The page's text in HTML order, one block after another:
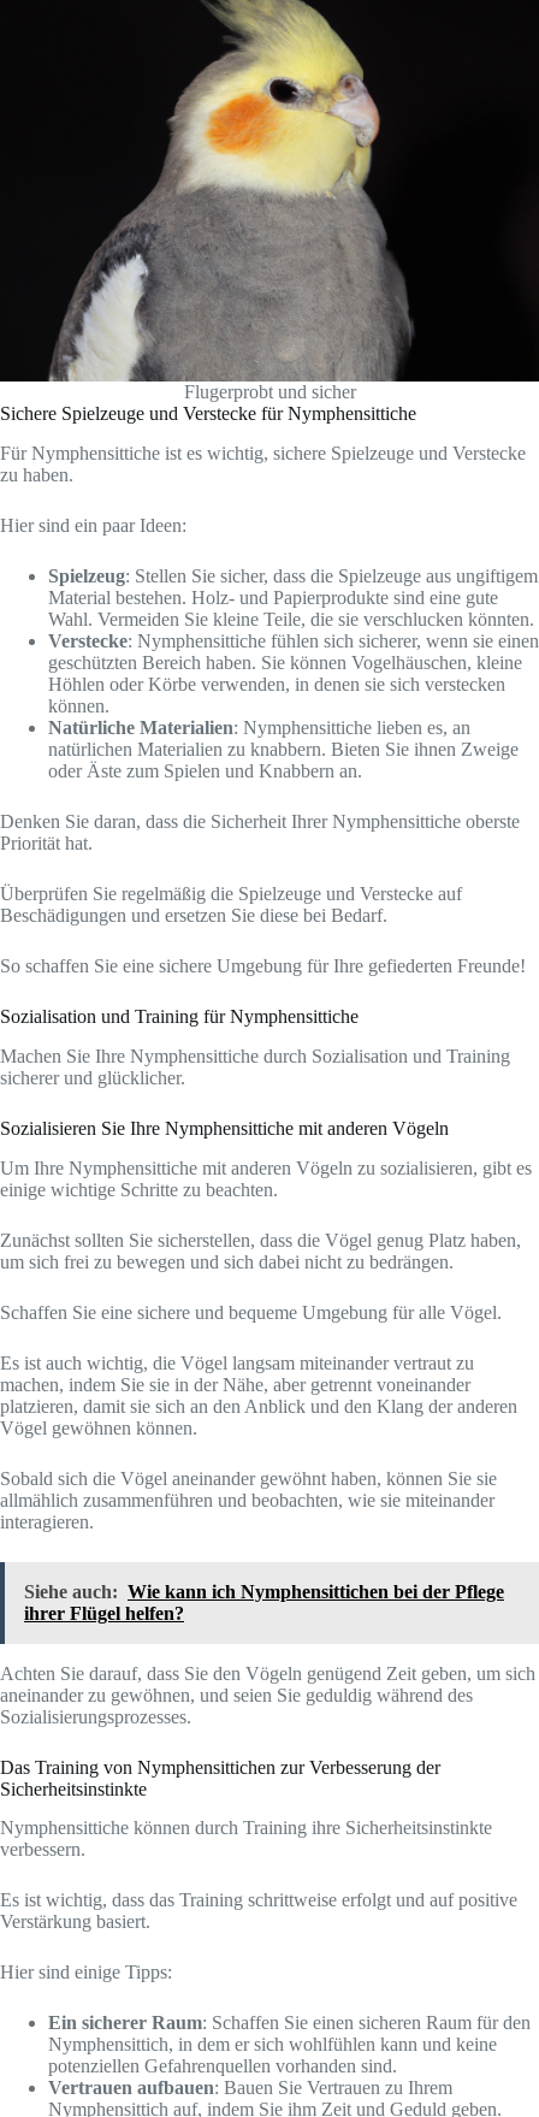
Flugerprobt und sicher
Sichere Spielzeuge und Verstecke für Nymphensittiche
Für Nymphensittiche ist es wichtig, sichere Spielzeuge und Verstecke
zu haben.
Hier sind ein paar Ideen:
Spielzeug: Stellen Sie sicher, dass die Spielzeuge aus ungiftigem
Material bestehen. Holz- und Papierprodukte sind eine gute
Wahl. Vermeiden Sie kleine Teile, die sie verschlucken könnten.
Verstecke: Nymphensittiche fühlen sich sicherer, wenn sie einen
geschützten Bereich haben. Sie können Vogelhäuschen, kleine
Höhlen oder Körbe verwenden, in denen sie sich verstecken
können.
Natürliche Materialien: Nymphensittiche lieben es, an
natürlichen Materialien zu knabbern. Bieten Sie ihnen Zweige
oder Äste zum Spielen und Knabbern an.
Denken Sie daran, dass die Sicherheit Ihrer Nymphensittiche oberste
Priorität hat.
Überprüfen Sie regelmäßig die Spielzeuge und Verstecke auf
Beschädigungen und ersetzen Sie diese bei Bedarf.
So schaffen Sie eine sichere Umgebung für Ihre gefiederten Freunde!
Sozialisation und Training für Nymphensittiche
Machen Sie Ihre Nymphensittiche durch Sozialisation und Training
sicherer und glücklicher.
Sozialisieren Sie Ihre Nymphensittiche mit anderen Vögeln
Um Ihre Nymphensittiche mit anderen Vögeln zu sozialisieren, gibt es
einige wichtige Schritte zu beachten.
Zunächst sollten Sie sicherstellen, dass die Vögel genug Platz haben,
um sich frei zu bewegen und sich dabei nicht zu bedrängen.
Schaffen Sie eine sichere und bequeme Umgebung für alle Vögel.
Es ist auch wichtig, die Vögel langsam miteinander vertraut zu
machen, indem Sie sie in der Nähe, aber getrennt voneinander
platzieren, damit sie sich an den Anblick und den Klang der anderen
Vögel gewöhnen können.
Sobald sich die Vögel aneinander gewöhnt haben, können Sie sie
allmählich zusammenführen und beobachten, wie sie miteinander
interagieren.
Siehe auch: Wie kann ich Nymphensittichen bei der Pflege
ihrer Flügel helfen?
Achten Sie darauf, dass Sie den Vögeln genügend Zeit geben, um sich
aneinander zu gewöhnen, und seien Sie geduldig während des
Sozialisierungsprozesses.
Das Training von Nymphensittichen zur Verbesserung der
Sicherheitsinstinkte
Nymphensittiche können durch Training ihre Sicherheitsinstinkte
verbessern.
Es ist wichtig, dass das Training schrittweise erfolgt und auf positive
Verstärkung basiert.
Hier sind einige Tipps:
Ein sicherer Raum: Schaffen Sie einen sicheren Raum für den
Nymphensittich, in dem er sich wohlfühlen kann und keine
potenziellen Gefahrenquellen vorhanden sind.
Vertrauen aufbauen: Bauen Sie Vertrauen zu Ihrem
Nymphensittich auf, indem Sie ihm Zeit und Geduld geben.